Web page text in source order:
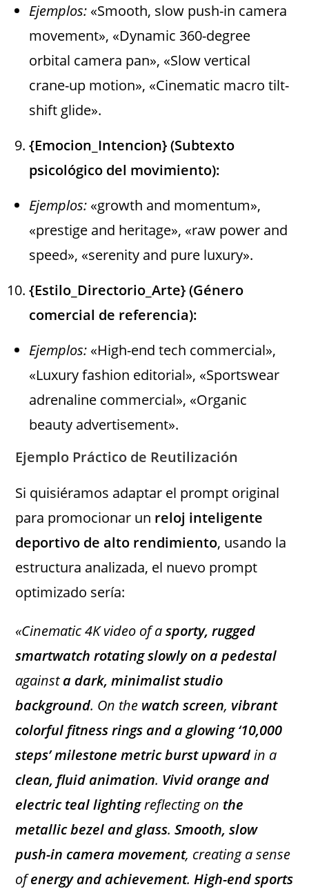
Ejemplos: «Smooth, slow push-in camera
movement», «Dynamic 360-degree
orbital camera pan», «Slow vertical
crane-up motion», «Cinematic macro tilt-
shift glide».
{Emocion_Intencion} (Subtexto
psicológico del movimiento):
Ejemplos: «growth and momentum»,
«prestige and heritage», «raw power and
speed», «serenity and pure luxury».
{Estilo_Directorio_Arte} (Género
comercial de referencia):
Ejemplos: «High-end tech commercial»,
«Luxury fashion editorial», «Sportswear
adrenaline commercial», «Organic
beauty advertisement».
Ejemplo Práctico de Reutilización
Si quisiéramos adaptar el prompt original
para promocionar un reloj inteligente
deportivo de alto rendimiento, usando la
estructura analizada, el nuevo prompt
optimizado sería:
«Cinematic 4K video of asporty, rugged
smartwatch rotating slowly on a pedestal
againsta dark, minimalist studio
background. On the watch screen, vibrant
colorful fitness rings and a glowing ‘10,000
steps’ milestone metric burst upwardin a
clean, fluid animation. Vivid orange and
electric teal lightingreflecting on the
metallic bezel and glass.Smooth, slow
push-in camera movement, creating a sense
ofenergy and achievement.High-end sports